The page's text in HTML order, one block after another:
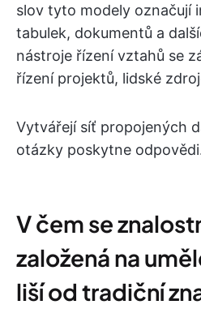
slov tyto modely označují
tabulek, dokumentů a
nástroje řízení vztahů se
řízení projektů, lidské
Vytvářejí síť propojených
otázky poskytne
V čem se
založená na
liší od tradiční